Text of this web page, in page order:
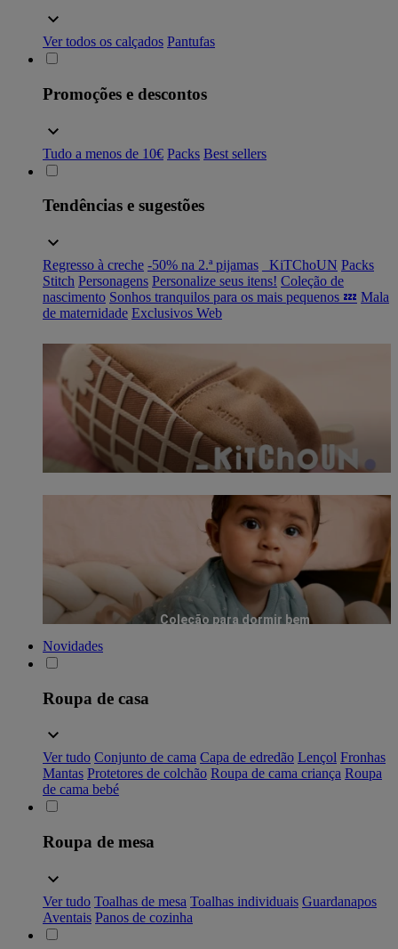
Ver todos os calçados Pantufas
Promoções e descontos
Tudo a menos de 10€ Packs Best sellers
Tendências e sugestões
Regresso à creche -50% na 2.ª pijamas _KiTChoUN Packs
Stitch Personagens Personalize seus itens! Coleção de
nascimento Sonhos tranquilos para os mais pequenos 💤 Mala
de maternidade Exclusivos Web
Coleção para dormir bem
Novidades
Roupa de casa
Ver tudo Conjunto de cama Capa de edredão Lençol Fronhas
Mantas Protetores de colchão Roupa de cama criança Roupa
de cama bebé
Roupa de mesa
Ver tudo Toalhas de mesa Toalhas individuais Guardanapos
Aventais Panos de cozinha